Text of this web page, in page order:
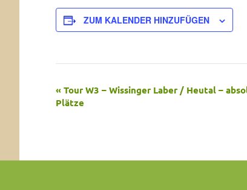
ZUM KALENDER HINZUFÜGEN
Veranstaltung-
« Tour W3 – Wissinger Laber / Heutal –
Plätze